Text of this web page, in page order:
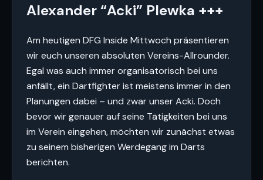
Alexander “Acki” Plewka +++
Am heutigen DFG Inside Mittwoch präsentieren
wir euch unseren absoluten Vereins-Allrounder.
Egal was auch immer organisatorisch bei uns
anfällt, ein Dartfighter ist meistens immer in den
Planungen dabei – und zwar unser Acki. Doch
bevor wir genauer auf seine Tätigkeiten bei uns
im Verein eingehen, möchten wir zunächst etwas
zu seinem bisherigen Werdegang im Darts
berichten.